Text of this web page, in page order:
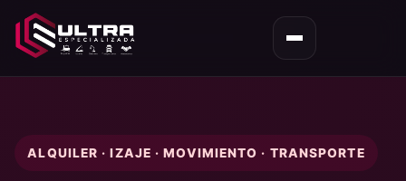
Ultra Especializada
ALQUILER · IZAJE · MOVIMIENTO · TRANSPORTE